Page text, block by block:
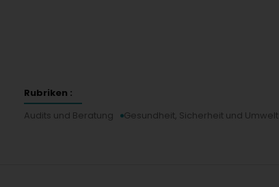
Rubriken :
Audits und Beratung
Gesundheit, Sicherheit und Umwelt